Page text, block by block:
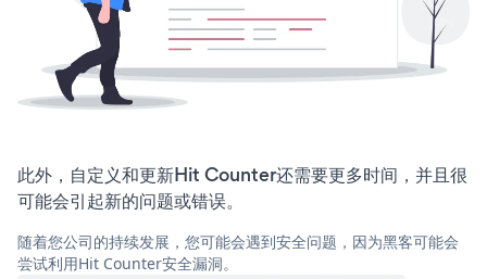
此外，自定义和更新Hit Counter还需要更多时间，并且很
可能会引起新的问题或错误。
随着您公司的持续发展，您可能会遇到安全问题，因为黑客可能会
尝试利用Hit Counter安全漏洞。